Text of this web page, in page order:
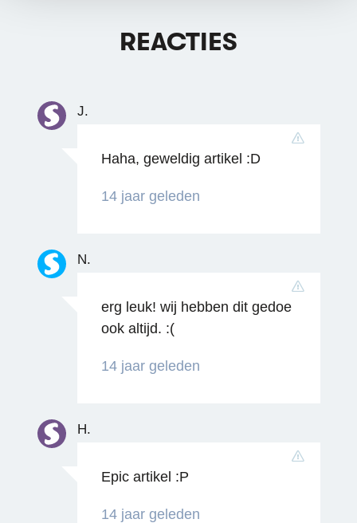
REACTIES
J.
Haha, geweldig artikel :D
14 jaar geleden
N.
erg leuk! wij hebben dit gedoe
ook altijd. :(
14 jaar geleden
H.
Epic artikel :P
14 jaar geleden